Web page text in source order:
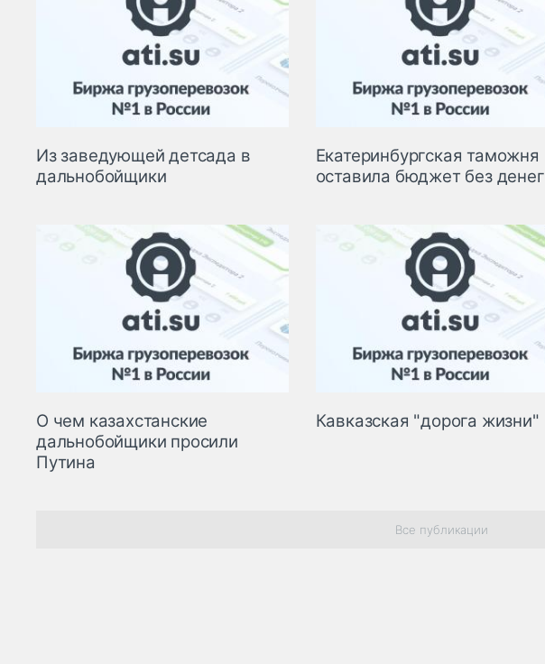
Из заведующей детсада в
дальнобойщики
Екатеринбургская таможня
оставила бюджет без денег
О чем казахстанские
дальнобойщики просили
Путина
Кавказская "дорога жизни"
Все публикации